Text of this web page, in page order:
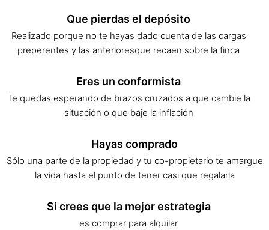
Que pierdas el depósito
Realizado porque no te hayas dado cuenta de las cargas
preperentes y las anterioresque recaen sobre la finca
Eres un conformista
Te quedas esperando de brazos cruzados a que cambie la
situación o que baje la inflación
Hayas comprado
Sólo una parte de la propiedad y tu co-propietario te amargue
la vida hasta el punto de tener casi que regalarla
Si crees que la mejor estrategia
es comprar para alquilar